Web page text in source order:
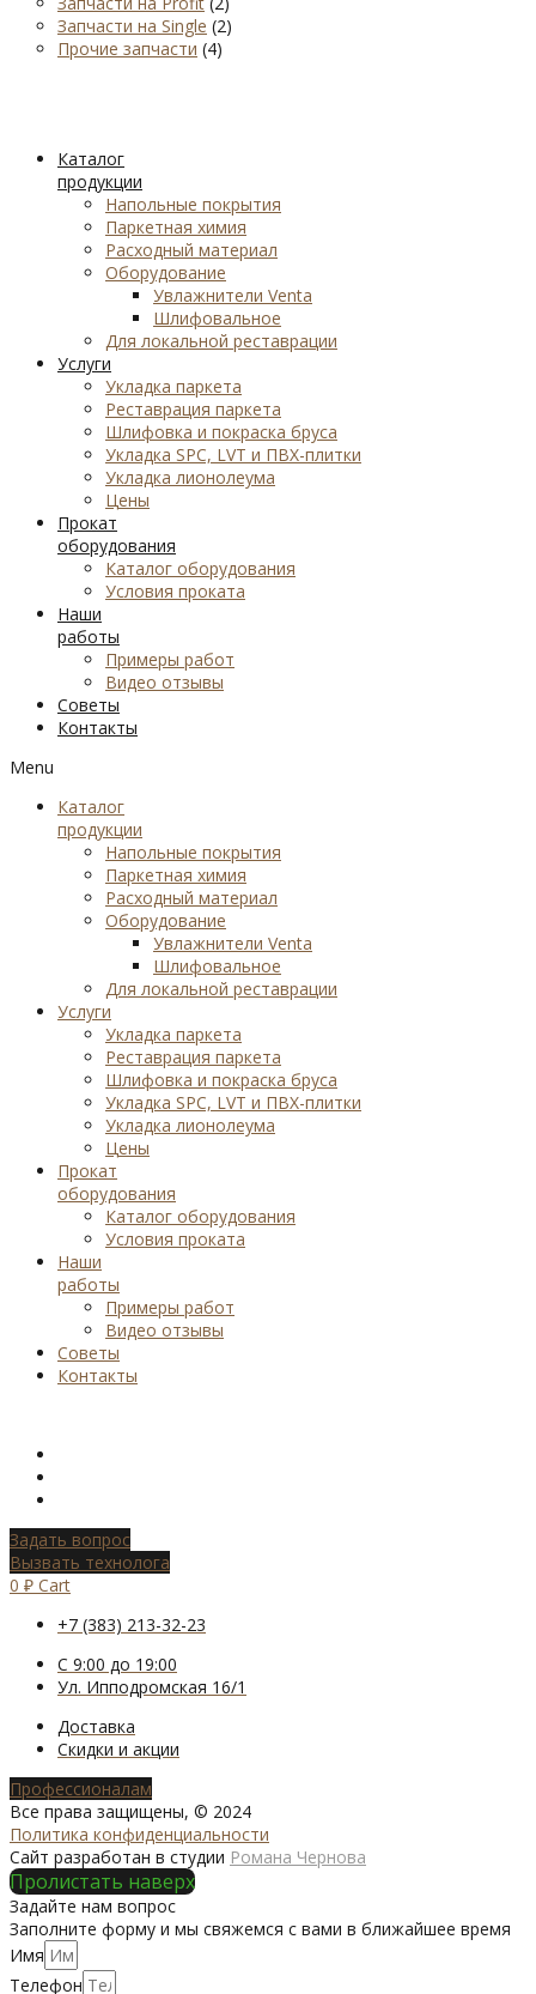
Запчасти на Single (2)
Прочие запчасти (4)
Каталог
продукции
Напольные покрытия
Паркетная химия
Расходный материал
Оборудование
Увлажнители Venta
Шлифовальное
Для локальной реставрации
Услуги
Укладка паркета
Реставрация паркета
Шлифовка и покраска бруса
Укладка SPC, LVT и ПВХ-плитки
Укладка лионолеума
Цены
Прокат
оборудования
Каталог оборудования
Условия проката
Наши
работы
Примеры работ
Видео отзывы
Советы
Контакты
Menu
Каталог
продукции
Напольные покрытия
Паркетная химия
Расходный материал
Оборудование
Увлажнители Venta
Шлифовальное
Для локальной реставрации
Услуги
Укладка паркета
Реставрация паркета
Шлифовка и покраска бруса
Укладка SPC, LVT и ПВХ-плитки
Укладка лионолеума
Цены
Прокат
оборудования
Каталог оборудования
Условия проката
Наши
работы
Примеры работ
Видео отзывы
Советы
Контакты
Задать вопрос
Вызвать технолога
0 ₽ Cart
+7 (383) 213-32-23
С 9:00 до 19:00
Ул. Ипподромская 16/1
Доставка
Скидки и акции
Профессионалам
Все права защищены, © 2024
Политика конфиденциальности
Сайт разработан в студии Романа Чернова
Пролистать наверх
Задайте нам вопрос
Заполните форму и мы свяжемся с вами в ближайшее время
Имя
Телефон